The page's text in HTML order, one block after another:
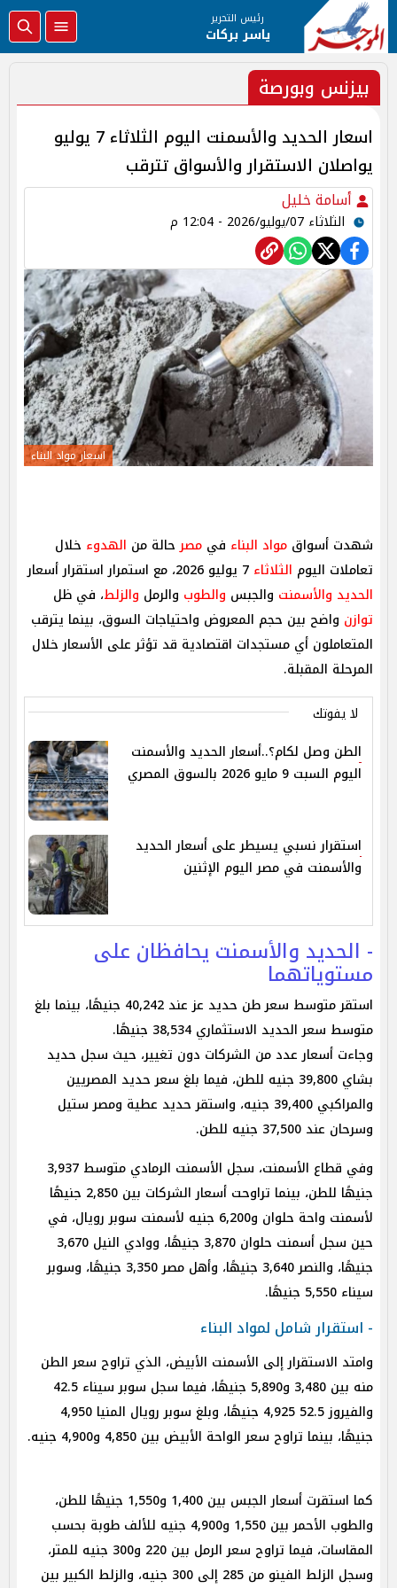
رئيس التحرير
ياسر بركات
بيزنس وبورصة
اسعار الحديد والأسمنت اليوم الثلاثاء 7 يوليو
يواصلان الاستقرار والأسواق تترقب
أسامة خليل
الثلاثاء 07/يوليو/2026 - 12:04 م
اسعار مواد البناء
شهدت أسواق مواد البناء في مصرحالة من الهدوء خلال
تعاملات اليوم الثلاثاء
الحديد والأسمنت والجبس والطوب والرمل والزلط، في ظل
توازن واضح بين حجم المعروض واحتياجات السوق، بينما يترقب
المتعاملون أي مستجدات اقتصادية قد تؤثر على الأسعار خلال
المرحلة المقبلة.
لا يفوتك
الطن وصل لكام؟..أسعار الحديد والأسمنت
اليوم السبت 9 مايو 2026 بالسوق المصري
استقرار نسبي يسيطر على أسعار الحديد
والأسمنت في مصر اليوم الإثنين
- الحديد والأسمنت يحافظان على
مستوياتهما
استقر متوسط سعر طن حديد عز عند 40,242 جنيهًا، بينما بلغ
متوسط سعر الحديد الاستثماري 38,534 جنيهًا.
وجاءت أسعار عدد من الشركات دون تغيير، حيث سجل حديد
بشاي 39,800 جنيه للطن، فيما بلغ سعر حديد المصريين
والمراكبي 39,400 جنيه، واستقر حديد عطية ومصر ستيل
وسرحان عند 37,500 جنيه للطن.
وفي قطاع الأسمنت، سجل الأسمنت الرمادي متوسط 3,937
جنيهًا للطن، بينما تراوحت أسعار الشركات بين 2,850 جنيهًا
لأسمنت واحة حلوان و6,200 جنيه لأسمنت سوبر رويال، في
حين سجل أسمنت حلوان 3,870 جنيهًا، ووادي النيل 3,670
جنيهًا، والنصر 3,640 جنيهًا، وأهل مصر 3,350 جنيهًا، وسوبر
سيناء 5,550 جنيهًا.
- استقرار شامل لمواد البناء
وامتد الاستقرار إلى الأسمنت الأبيض، الذي تراوح سعر الطن
منه بين 3,480 و5,890 جنيهًا، فيما سجل سوبر سيناء 42.5
والفيروز 52.5 4,925 جنيهًا، وبلغ سوبر رويال المنيا 4,950
جنيهًا، بينما تراوح سعر الواحة الأبيض بين 4,850 و4,900 جنيه.
كما استقرت أسعار الجبس بين 1,400 و1,550 جنيهًا للطن،
والطوب الأحمر بين 1,550 و4,900 جنيه للألف طوبة بحسب
المقاسات، فيما تراوح سعر الرمل بين 220 و300 جنيه للمتر،
وسجل الزلط الفينو من 285 إلى 300 جنيه، والزلط الكبير بين